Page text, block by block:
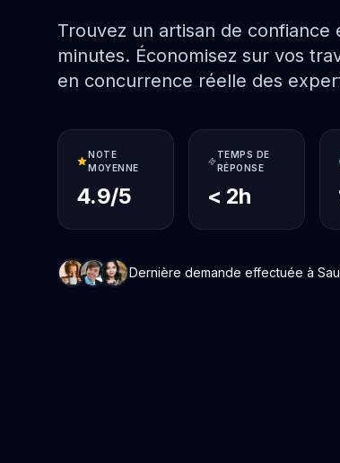
Trouvez un artisan de confiance
minutes. Économisez sur vos
en concurrence réelle des
NOTE
MOYENNE
4.9/5
TEMPS DE
RÉPONSE
< 2h
Dernière demande effectuée à